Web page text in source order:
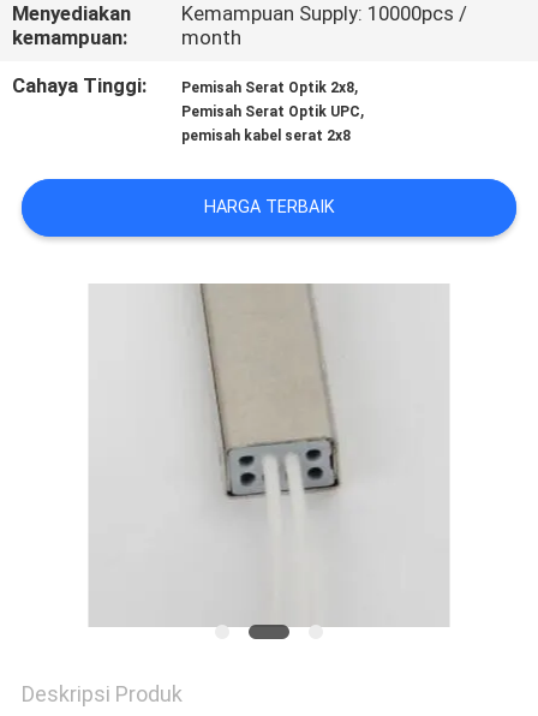
KASUS
Menyediakan
kemampuan:
Kemampuan Supply: 10000pcs /
month
Cahaya Tinggi:
Pemisah Serat Optik 2x8,
Pemisah Serat Optik UPC,
pemisah kabel serat 2x8
HARGA TERBAIK
Deskripsi Produk